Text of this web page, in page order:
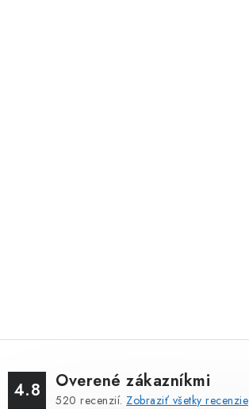
4.8 Overené zákazníkmi
520 recenzií. Zobraziť všetky recenzie